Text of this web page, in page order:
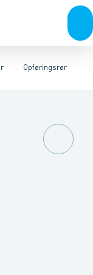
Tanke,
& tilbehør
Opføringsrør
Reduktioner